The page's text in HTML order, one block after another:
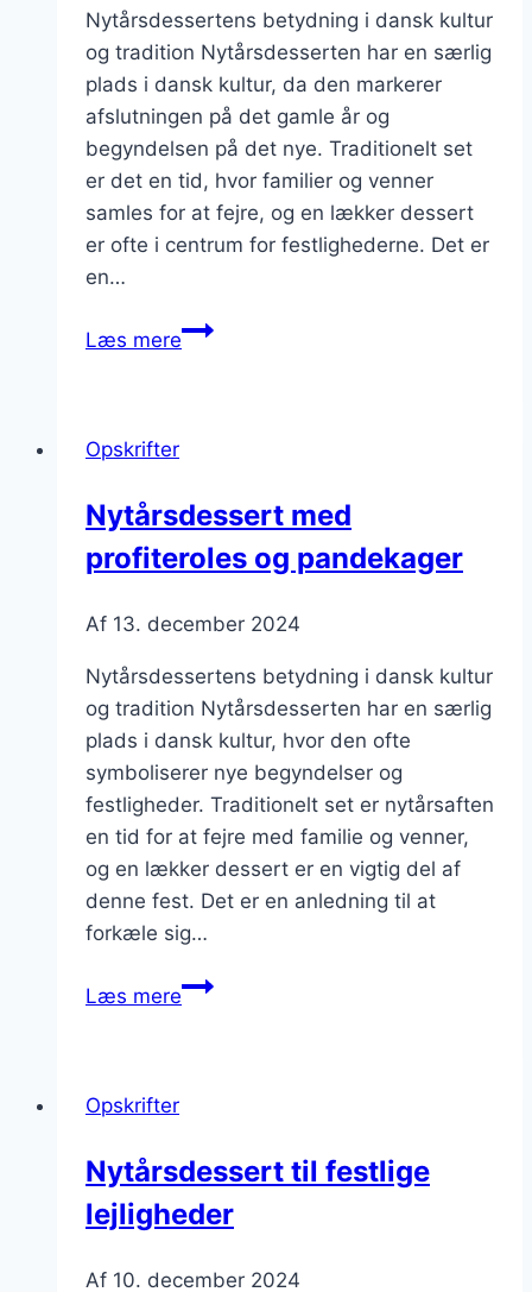
Nytårsdessertens betydning i dansk kultur
og tradition Nytårsdesserten har en særlig
plads i dansk kultur, da den markerer
afslutningen på det gamle år og
begyndelsen på det nye. Traditionelt set
er det en tid, hvor familier og venner
samles for at fejre, og en lækker dessert
er ofte i centrum for festlighederne. Det er
en…
Læs mereNytårsdessert
Opskrifter
Nytårsdessert med
profiteroles og pandekager
Af 13. december 2024
Nytårsdessertens betydning i dansk kultur
og tradition Nytårsdesserten har en særlig
plads i dansk kultur, hvor den ofte
symboliserer nye begyndelser og
festligheder. Traditionelt set er nytårsaften
en tid for at fejre med familie og venner,
og en lækker dessert er en vigtig del af
denne fest. Det er en anledning til at
forkæle sig…
Læs mereNytårsdessert
Opskrifter
Nytårsdessert til festlige
lejligheder
Af 10. december 2024